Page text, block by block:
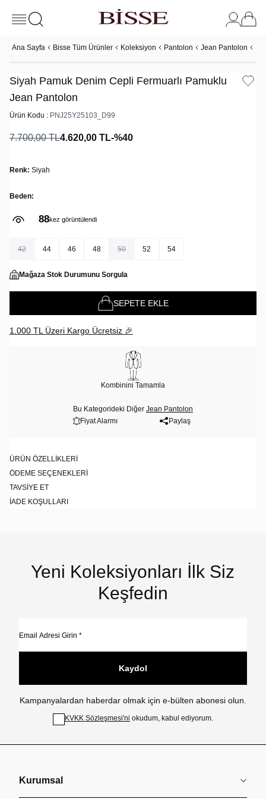
Ana Sayfa Bisse Tüm Ürünler Koleksiyon Pantolon Jean Pantolon
Siyah Pamuk Denim Cepli Fermuarlı Pamuklu
Jean Pantolon
Ürün Kodu : PNJ25Y25103_D99
7.700,00TL4.620,00 TL-%40
Renk: Siyah
Beden:
88kez görüntülendi
42 44 46 48 50 52 54
Mağaza Stok Durumunu Sorgula
SEPETE EKLE
1.000 TL Üzeri Kargo Ücretsiz 🎉
Kombinini Tamamla
Bu Kategorideki Diğer Jean Pantolon
Fiyat Alarmı
Paylaş
ÜRÜN ÖZELLIKLERI
ÖDEME SEÇENEKLERI
TAVSIYE ET
İADE KOŞULLARI
Yeni Koleksiyonları İlk Siz
Keşfedin
Kaydol
Kampanyalardan haberdar olmak için e-bülten abonesi olun.
KVKK Sözleşmesi'ni okudum, kabul ediyorum.
Kurumsal